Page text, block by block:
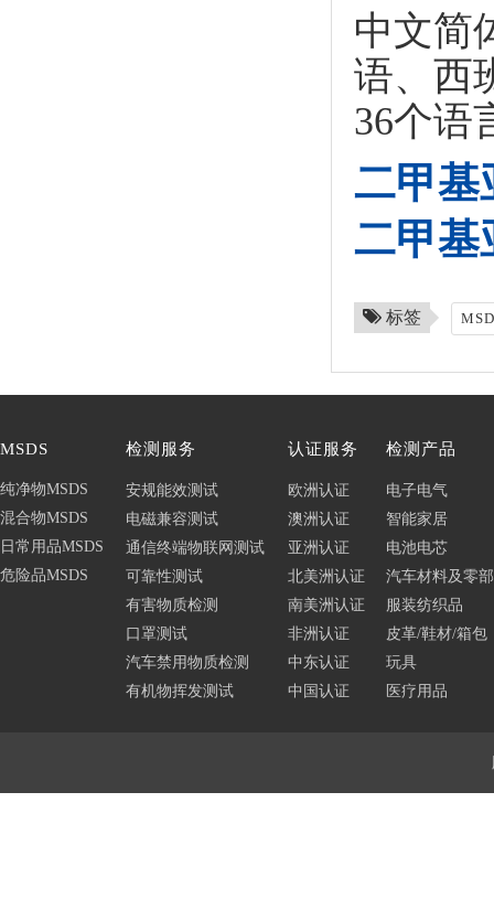
中文简
语、西
36个语
二甲基
二甲基
标签
MSDS
纯净物MSDS
混合物MSDS
日常用品MSDS
危险品MSDS
检测服务
安规能效测试
电磁兼容测试
通信终端物联网测试
可靠性测试
有害物质检测
口罩测试
汽车禁用物质检测
有机物挥发测试
认证服务
欧洲认证
澳洲认证
亚洲认证
北美洲认证
南美洲认证
非洲认证
中东认证
中国认证
检测产品
电子电气
智能家居
电池电芯
汽车材料及零
服装纺织品
皮革/鞋材/箱包
玩具
医疗用品